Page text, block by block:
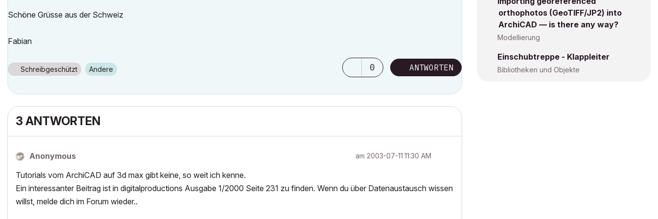
Schöne Grüsse aus der Schweiz
Fabian
Schreibgeschützt Andere 0 ANTWORTEN
3 ANTWORTEN
Anonymous am ‎2003-07-11 11:30 AM
Tutorials vom ArchiCAD auf 3d max gibt keine, so weit ich kenne.
Ein interessanter Beitrag ist in digitalproductions Ausgabe 1/2000 Seite 231 zu finden. Wenn du über Datenaustausch wissen
willst, melde dich im Forum wieder..
orthophotos (GeoTIFF/JP2) into
ArchiCAD — is there any way?
Modellierung
Einschubtreppe - Klappleiter
Bibliotheken und Objekte